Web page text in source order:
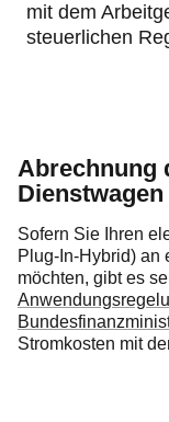
mit dem
steuerlichen
Abrechnung
Sofern Sie Ihren
Plug-In-Hybrid) an
möchten, gibt es
Stromkosten mit